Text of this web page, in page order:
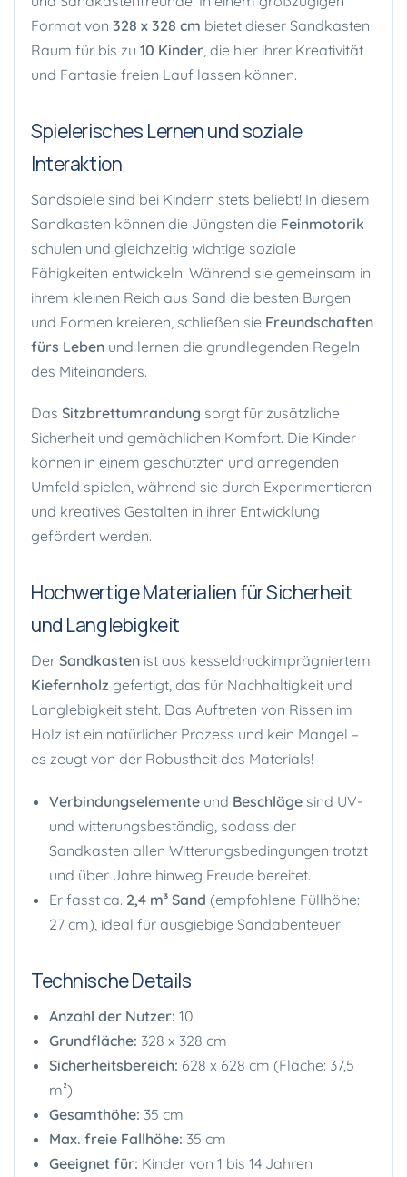
Format von 328 x 328 cm bietet dieser Sandkasten
Raum für bis zu 10 Kinder, die hier ihrer Kreativität
und Fantasie freien Lauf lassen können.
Spielerisches Lernen und soziale
Interaktion
Sandspiele sind bei Kindern stets beliebt! In diesem
Sandkasten können die Jüngsten die Feinmotorik
schulen und gleichzeitig wichtige soziale
Fähigkeiten entwickeln. Während sie gemeinsam in
ihrem kleinen Reich aus Sand die besten Burgen
und Formen kreieren, schließen sie Freundschaften
fürs Leben und lernen die grundlegenden Regeln
des Miteinanders.
Das Sitzbrettumrandung sorgt für zusätzliche
Sicherheit und gemächlichen Komfort. Die Kinder
können in einem geschützten und anregenden
Umfeld spielen, während sie durch Experimentieren
und kreatives Gestalten in ihrer Entwicklung
gefördert werden.
Hochwertige Materialien für Sicherheit
und Langlebigkeit
Der Sandkasten ist aus kesseldruckimprägniertem
Kiefernholz gefertigt, das für Nachhaltigkeit und
Langlebigkeit steht. Das Auftreten von Rissen im
Holz ist ein natürlicher Prozess und kein Mangel –
es zeugt von der Robustheit des Materials!
Verbindungselemente und Beschläge sind UV-
und witterungsbeständig, sodass der
Sandkasten allen Witterungsbedingungen trotzt
und über Jahre hinweg Freude bereitet.
Er fasst ca. 2,4 m³ Sand (empfohlene Füllhöhe:
27 cm), ideal für ausgiebige Sandabenteuer!
Technische Details
Anzahl der Nutzer: 10
Grundfläche: 328 x 328 cm
Sicherheitsbereich: 628 x 628 cm (Fläche: 37,5
m²)
Gesamthöhe: 35 cm
Max. freie Fallhöhe: 35 cm
Geeignet für: Kinder von 1 bis 14 Jahren